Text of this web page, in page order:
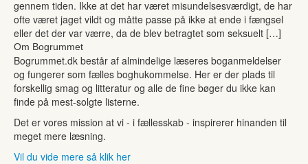
gennem tiden. Ikke at det har været misundelsesværdigt, de har
ofte været jaget vildt og måtte passe på ikke at ende i fængsel
eller det der var værre, da de blev betragtet som seksuelt […]
Om Bogrummet
Bogrummet.dk består af almindelige læseres boganmeldelser
og fungerer som fælles boghukommelse. Her er der plads til
forskellig smag og litteratur og alle de fine bøger du ikke kan
finde på mest-solgte listerne.
Det er vores mission at vi - i fællesskab - inspirerer hinanden til
meget mere læsning.
Vil du vide mere så klik her